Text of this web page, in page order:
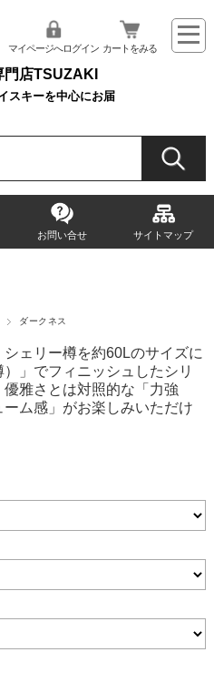
店TSUZAKI
スキーを中心にお届
マイページへログイン カートをみる
お問い合せ サイトマップ
ダークネス
シェリー樽を約60Lのサイズに
」でフィニッシュしたシリ
雅さとは対照的な「力強
ム感」がお楽しみいただけ